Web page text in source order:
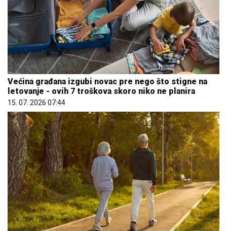
Većina građana izgubi novac pre nego što stigne na
letovanje - ovih 7 troškova skoro niko ne planira
15. 07. 2026 07:44